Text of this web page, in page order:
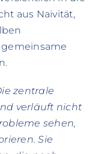
aus Naivität,
zentrale
verläuft nicht
sehen,
Sie